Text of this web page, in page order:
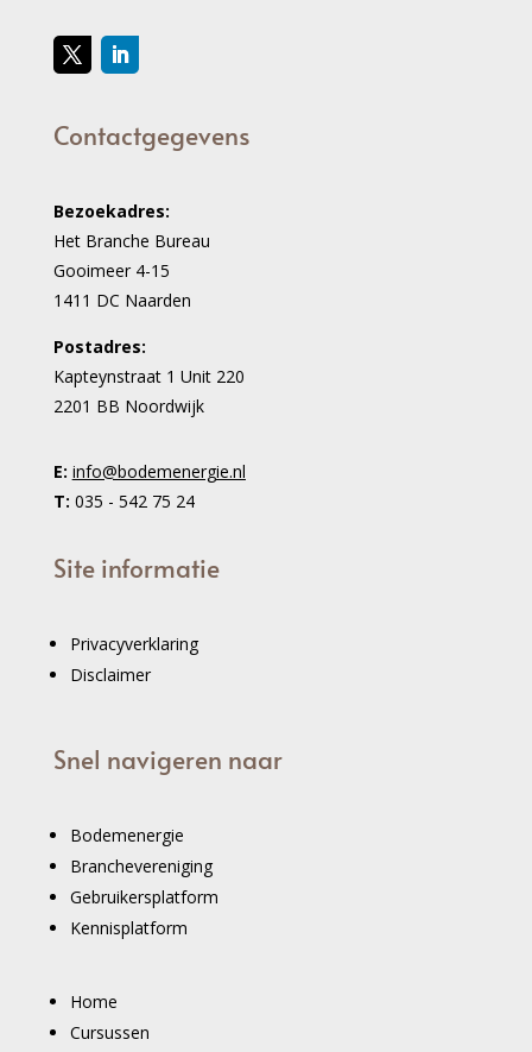
Contactgegevens
Bezoekadres:
Het Branche Bureau
Gooimeer 4-15
1411 DC Naarden
Postadres:
Kapteynstraat 1 Unit 220
2201 BB Noordwijk
E: info@bodemenergie.nl
T: 035 - 542 75 24
Site informatie
Privacyverklaring
Disclaimer
Snel navigeren naar
Bodemenergie
Branchevereniging
Gebruikersplatform
Kennisplatform
Home
Cursussen